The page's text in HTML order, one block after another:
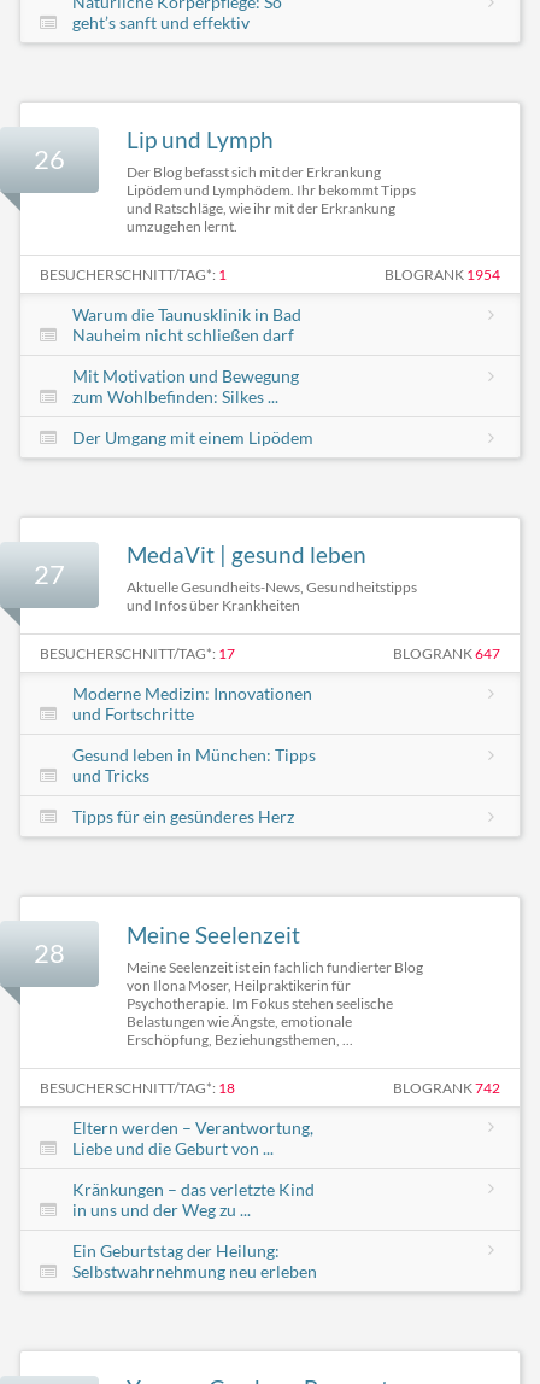
geht’s sanft und effektiv
26
Lip und Lymph
Der Blog befasst sich mit der Erkrankung
Lipödem und Lymphödem. Ihr bekommt Tipps
und Ratschläge, wie ihr mit der Erkrankung
umzugehen lernt.
BESUCHERSCHNITT/TAG*: 1 BLOGRANK 1954
Warum die Taunusklinik in Bad
Nauheim nicht schließen darf
Mit Motivation und Bewegung
zum Wohlbefinden: Silkes ...
Der Umgang mit einem Lipödem
27
MedaVit | gesund leben
Aktuelle Gesundheits-News, Gesundheitstipps
und Infos über Krankheiten
BESUCHERSCHNITT/TAG*: 17 BLOGRANK647
Moderne Medizin: Innovationen
und Fortschritte
Gesund leben in München: Tipps
und Tricks
Tipps für ein gesünderes Herz
28
Meine Seelenzeit
Meine Seelenzeit ist ein fachlich fundierter Blog
von Ilona Moser, Heilpraktikerin für
Psychotherapie. Im Fokus stehen seelische
Belastungen wie Ängste, emotionale
Erschöpfung, Beziehungsthemen, ...
BESUCHERSCHNITT/TAG*: 18 BLOGRANK742
Eltern werden – Verantwortung,
Liebe und die Geburt von ...
Kränkungen – das verletzte Kind
in uns und der Weg zu ...
Ein Geburtstag der Heilung:
Selbstwahrnehmung neu erleben